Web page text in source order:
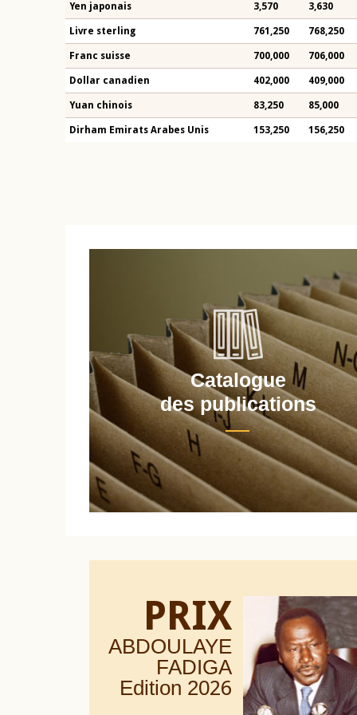
Yen japonais 3,570 3,630
Livre sterling 761,250 768,250
Franc suisse 700,000 706,000
Dollar canadien 402,000 409,000
Yuan chinois 83,250 85,000
Dirham Emirats Arabes Unis 153,250 156,250
Catalogue
des publications
PRIX
ABDOULAYE
FADIGA
Edition 2026